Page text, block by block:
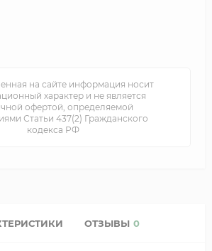
на сайте информация носит
характер и не является
офертой, определяемой
Статьи 437(2) Гражданского
кодекса РФ
ОТЗЫВЫ 0